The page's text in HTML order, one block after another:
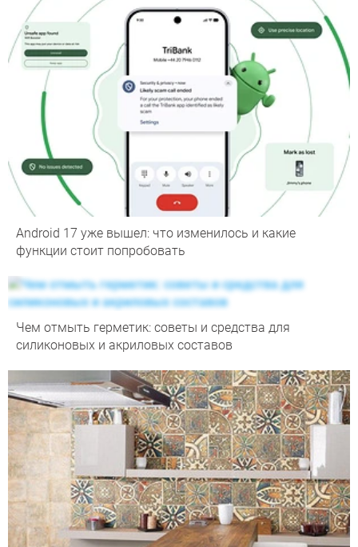
Android 17 уже вышел: что изменилось и какие
функции стоит попробовать
Чем отмыть герметик: советы и средства для
силиконовых и акриловых составов